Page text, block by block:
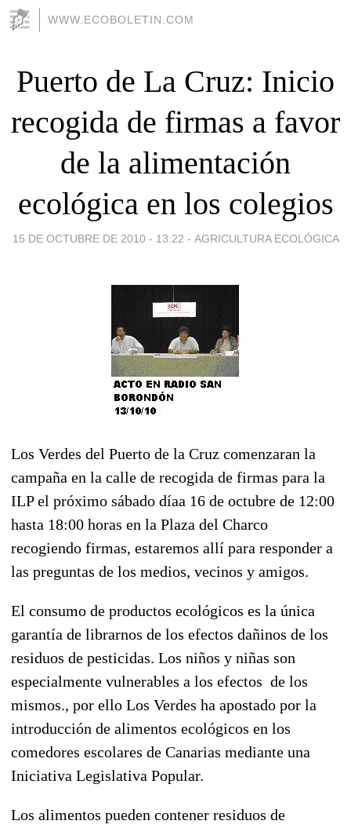
WWW.ECOBOLETIN.COM
Puerto de La Cruz: Inicio
recogida de firmas a favor
de la alimentación
ecológica en los colegios
15 DE OCTUBRE DE 2010 - 13:22 - AGRICULTURA ECOLÓGICA
Los Verdes del Puerto de la Cruz comenzaran la
campaña en la calle de recogida de firmas para la
ILP el próximo sábado díaa 16 de octubre de 12:00
hasta 18:00 horas en la Plaza del Charco
recogiendo firmas, estaremos allí para responder a
las preguntas de los medios, vecinos y amigos.
El consumo de productos ecológicos es la única
garantía de librarnos de los efectos dañinos de los
residuos de pesticidas. Los niños y niñas son
especialmente vulnerables a los efectos de los
mismos., por ello Los Verdes ha apostado por la
introducción de alimentos ecológicos en los
comedores escolares de Canarias mediante una
Iniciativa Legislativa Popular.
Los alimentos pueden contener residuos de